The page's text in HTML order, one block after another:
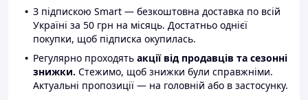
З підпискою Smart — безкоштовна доставка по всій
Україні за 50 грн на місяць. Достатньо однієї
покупки, щоб підписка окупилась.
Регулярно проходять акції від продавців та сезонні
знижки. Стежимо, щоб знижки були справжніми.
Актуальні пропозиції — на головній або в застосунку.